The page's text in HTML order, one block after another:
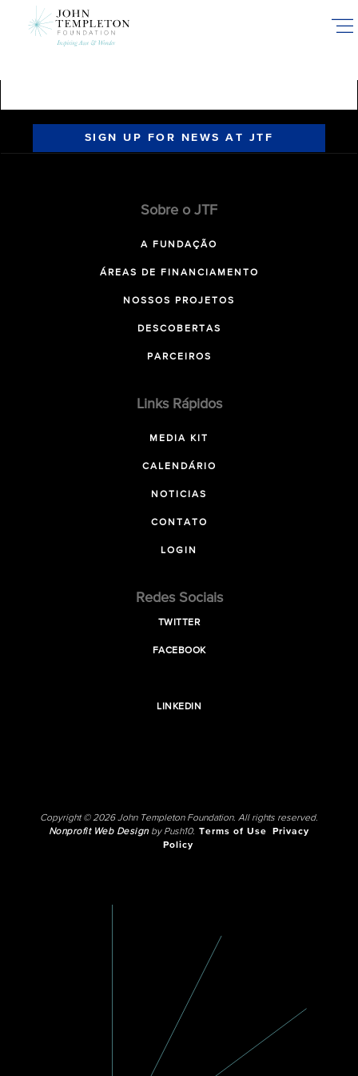
SIGN UP FOR NEWS AT JTF
Sobre o JTF
A FUNDAÇÃO
ÁREAS DE FINANCIAMENTO
NOSSOS PROJETOS
DESCOBERTAS
PARCEIROS
Links Rápidos
MEDIA KIT
CALENDÁRIO
NOTICIAS
CONTATO
LOGIN
Redes Sociais
TWITTER
FACEBOOK
LINKEDIN
Copyright © 2026 John Templeton Foundation. All rights reserved.
Nonprofit Web Designby Push10. Terms of Use
Privacy
Policy